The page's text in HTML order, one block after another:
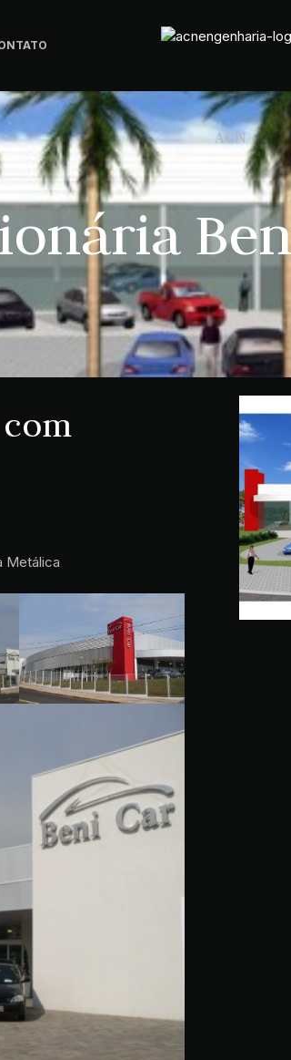
A ENGEN H
com
Metálica